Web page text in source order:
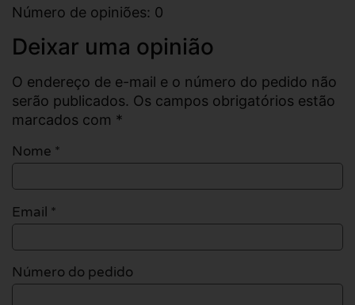
Número de opiniões: 0
Deixar uma opinião
O endereço de e-mail e o número do pedido não
serão publicados. Os campos obrigatórios estão
marcados com *
Nome *
Email *
Número do pedido